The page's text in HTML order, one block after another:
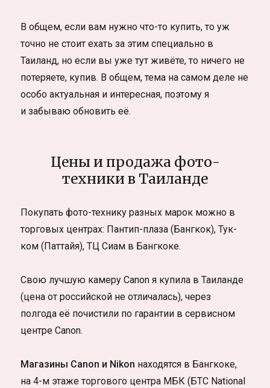
В общем, если вам нужно что-то купить, то уж
точно не стоит ехать за этим специально в
Таиланд, но если вы уже тут живёте, то ничего не
потеряете, купив. В общем, тема на самом деле не
особо актуальная и интересная, поэтому я
и забываю обновить её.
Цены и продажа фото-
техники в Таиланде
Покупать фото-технику разных марок можно в
торговых центрах: Пантип-плаза (Бангкок), Тук-
ком (Паттайя), ТЦ Сиам в Бангкоке.
Свою лучшую камеру Canon я купила в Таиланде
(цена от российской не отличалась), через
полгода её почистили по гарантии в сервисном
центре Canon.
Магазины Canon и Nikon находятся в Бангкоке,
на 4-м этаже торгового центра МБК (БТС National